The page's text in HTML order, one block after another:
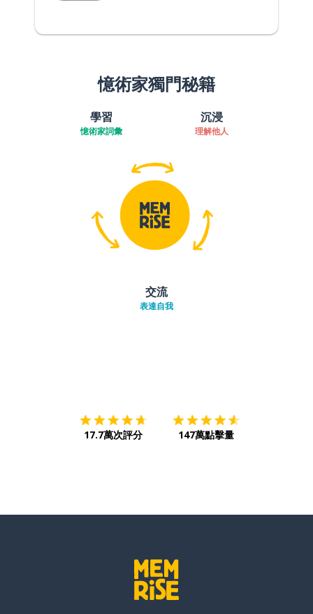
憶術家獨門秘籍
學習
憶術家詞彙
沉浸
理解他人
交流
表達自我
17.7萬次評分 147萬點擊量